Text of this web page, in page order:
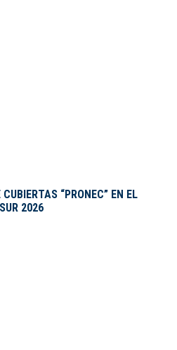
“PRONEC” EN EL
2026